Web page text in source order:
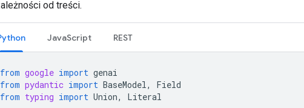
od treści.
JavaScript REST
from google import genai
from pydantic import BaseModel,
Field
from typing import Union, Literal